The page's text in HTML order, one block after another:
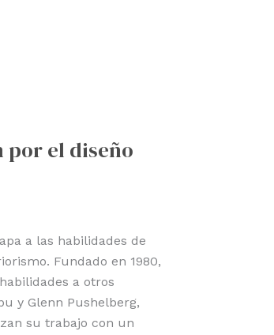
por el diseño
a las habilidades de
Fundado en 1980,
a otros
y Glenn Pushelberg,
su trabajo con un